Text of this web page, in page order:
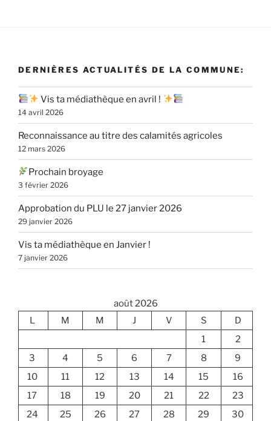
DERNIÈRES ACTUALITÉS DE LA COMMUNE:
Vis ta médiathèque en avril !
14 avril 2026
Reconnaissance au titre des calamités agricoles
12 mars 2026
Prochain broyage
3 février 2026
Approbation du PLU le 27 janvier 2026
29 janvier 2026
Vis ta médiathèque en Janvier !
7 janvier 2026
août 2026
L
M M J V S
D
1
2
3
4 5 6 7 8
9
10
11 12 13 14 15
16
17
18 19 20 21 22
23
24
25 26 27 28 29
30